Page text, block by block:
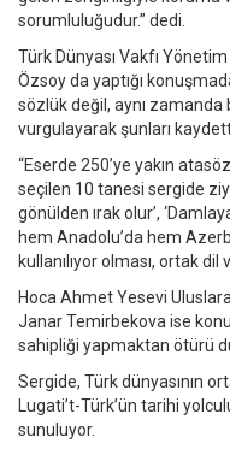
sorumluluğudur.” dedi.
Türk Dünyası Vakfı
Özsoy da yaptığı
sözlük değil, aynı
vurgulayarak şunları
“Eserde 250’ye yakın
seçilen 10 tanesi sergide
gönülden ırak olur’,
hem Anadolu’da hem
kullanılıyor olması, ortak
Hoca Ahmet Yesevi
Janar Temirbekova ise
sahipliği yapmaktan ötürü
Sergide, Türk dünyasının
Lugati’t-Türk’ün tarihi
sunuluyor.